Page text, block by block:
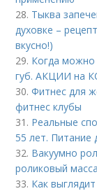
28. Тыква
духовке –
вкусно!)
29. Когда можно
губ. АКЦИИ на
30.Фитнес для
фитнес клубы
31. Реальные
55 лет. Питание
32. Вакуумно
роликовый
33. Как